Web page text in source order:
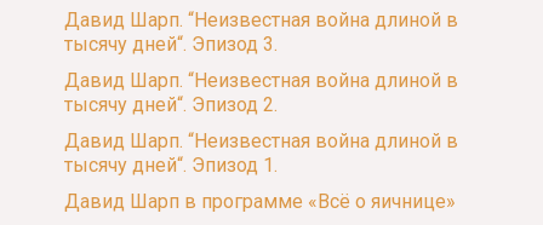
Давид Шарп. “Неизвестная война длиной в
тысячу дней“. Эпизод 3.
Давид Шарп. “Неизвестная война длиной в
тысячу дней“. Эпизод 2.
Давид Шарп. “Неизвестная война длиной в
тысячу дней“. Эпизод 1.
Давид Шарп в программе «Всё о яичнице»